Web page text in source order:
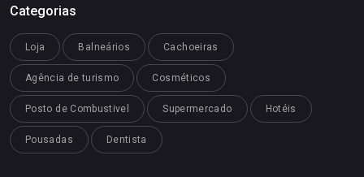
Categorias
Loja Balneários Cachoeiras
Agência de turismo Cosméticos
Posto de Combustivel Supermercado Hotéis
Pousadas Dentista